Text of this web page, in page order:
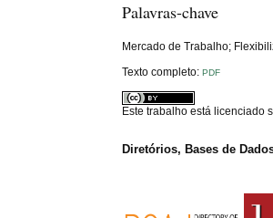
Palavras-chave
Mercado de Trabalho;
Texto completo:PDF
Este trabalho está licenciado
Diretórios, Bases de